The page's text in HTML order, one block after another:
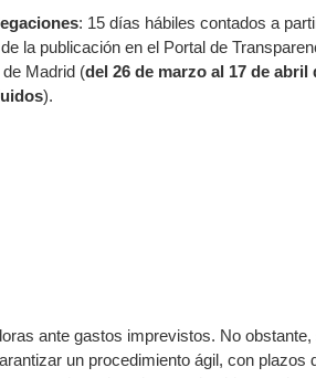
: 15 días hábiles contados a
la publicación en el Portal de
Madrid (del 26 de marzo al 17 de abril
).
ante gastos imprevistos. No
un procedimiento ágil, con plazos